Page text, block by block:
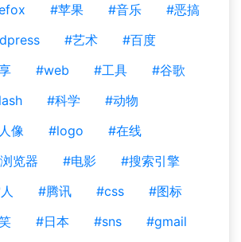
#苹果 #音乐
#恶搞
#艺术
#百度
#web #工具
#谷歌
#科学
#动物
像 #logo
#在线
览器 #电影
#搜索引擎
#腾讯 #css
#图标
#日本 #sns
#gmail